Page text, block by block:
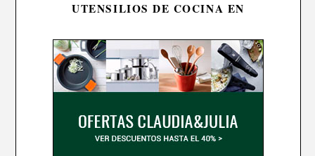
UTENSILIOS DE COCINA EN